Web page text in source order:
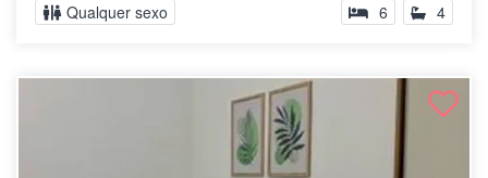
Qualquer sexo 6 4